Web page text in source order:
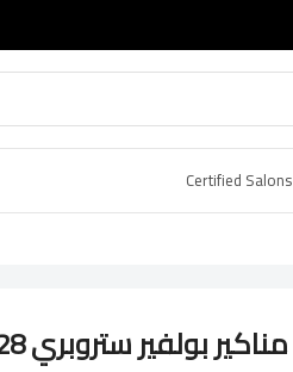
Certified Salons
مناكير بولفير ستروبري 628